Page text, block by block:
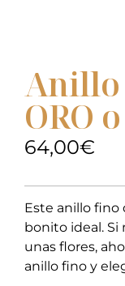
ORO
64,00€
Este anillo fino
bonito ideal. Si
unas flores,
anillo fino y